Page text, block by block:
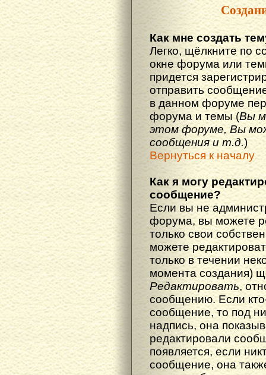
Как мне создать
Легко, щёлкните по
окне форума или
придется
отправить
в данном форуме
форума и темы (Вы
этом форуме, Вы
сообщения и т.д.)
Вернуться к началу
Как я могу
сообщение?
Если вы не
форума, вы можете
только свои
можете
только в течении
момента создания)
Редактировать,
сообщению. Если
сообщение, то под
надпись, она
редактировали
появляется, если
сообщение, она